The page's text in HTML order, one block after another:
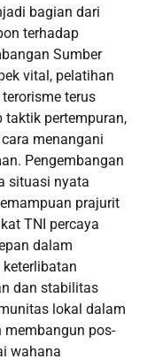
bagian dari
terhadap
Sumber
vital, pelatihan
terus
pertempuran,
menangani
Pengembangan
situasi nyata
prajurit
TNI percaya
dalam
keterlibatan
dan stabilitas
lokal dalam
membangun pos-
wahana